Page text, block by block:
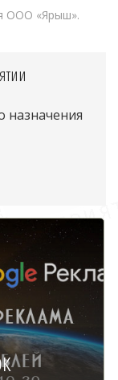
ООО «Ярыш».
назначения